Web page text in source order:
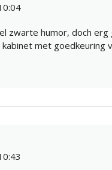
zwarte humor, doch erg
kabinet met goedkeuring